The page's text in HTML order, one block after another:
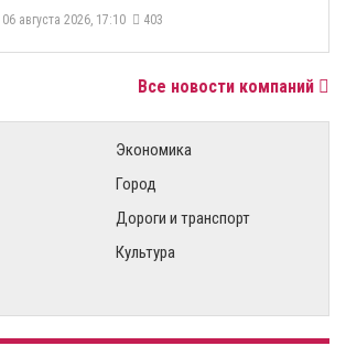
06 августа 2026, 17:10 403
Все новости компаний
Экономика
Город
Дороги и транспорт
Культура